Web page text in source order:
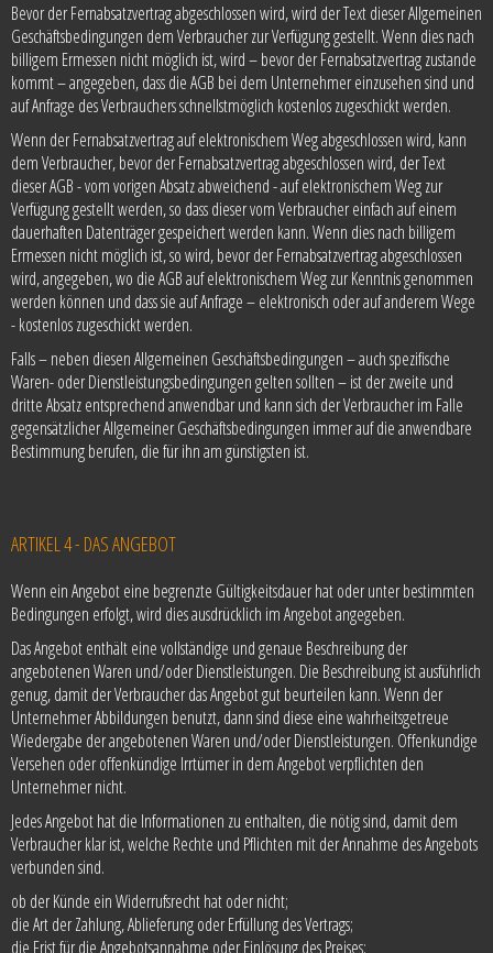
Bevor der Fernabsatzvertrag abgeschlossen wird, wird der Text dieser Allgemeinen
Geschäftsbedingungen dem Verbraucher zur Verfügung gestellt. Wenn dies nach
billigem Ermessen nicht möglich ist, wird – bevor der Fernabsatzvertrag zustande
kommt – angegeben, dass die AGB bei dem Unternehmer einzusehen sind und
auf Anfrage des Verbrauchers schnellstmöglich kostenlos zugeschickt werden.
Wenn der Fernabsatzvertrag auf elektronischem Weg abgeschlossen wird, kann
dem Verbraucher, bevor der Fernabsatzvertrag abgeschlossen wird, der Text
dieser AGB - vom vorigen Absatz abweichend - auf elektronischem Weg zur
Verfügung gestellt werden, so dass dieser vom Verbraucher einfach auf einem
dauerhaften Datenträger gespeichert werden kann. Wenn dies nach billigem
Ermessen nicht möglich ist, so wird, bevor der Fernabsatzvertrag abgeschlossen
wird, angegeben, wo die AGB auf elektronischem Weg zur Kenntnis genommen
werden können und dass sie auf Anfrage – elektronisch oder auf anderem Wege
- kostenlos zugeschickt werden.
Falls – neben diesen Allgemeinen Geschäftsbedingungen – auch spezifische
Waren- oder Dienstleistungsbedingungen gelten sollten – ist der zweite und
dritte Absatz entsprechend anwendbar und kann sich der Verbraucher im Falle
gegensätzlicher Allgemeiner Geschäftsbedingungen immer auf die anwendbare
Bestimmung berufen, die für ihn am günstigsten ist.
ARTIKEL 4 - DAS ANGEBOT
Wenn ein Angebot eine begrenzte Gültigkeitsdauer hat oder unter bestimmten
Bedingungen erfolgt, wird dies ausdrücklich im Angebot angegeben.
Das Angebot enthält eine vollständige und genaue Beschreibung der
angebotenen Waren und/oder Dienstleistungen. Die Beschreibung ist ausführlich
genug, damit der Verbraucher das Angebot gut beurteilen kann. Wenn der
Unternehmer Abbildungen benutzt, dann sind diese eine wahrheitsgetreue
Wiedergabe der angebotenen Waren und/oder Dienstleistungen. Offenkundige
Versehen oder offenkündige Irrtümer in dem Angebot verpflichten den
Unternehmer nicht.
Jedes Angebot hat die Informationen zu enthalten, die nötig sind, damit dem
Verbraucher klar ist, welche Rechte und Pflichten mit der Annahme des Angebots
verbunden sind.
ob der Künde ein Widerrufsrecht hat oder nicht;
die Art der Zahlung, Ablieferung oder Erfüllung des Vertrags;
die Frist für die Angebotsannahme oder Einlösung des Preises;